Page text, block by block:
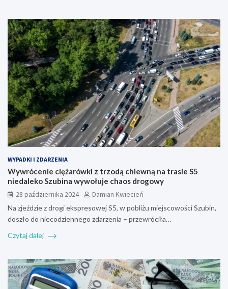
WYPADKI I ZDARZENIA
Wywrócenie ciężarówki z trzodą chlewną na trasie S5
niedaleko Szubina wywołuje chaos drogowy
28 października 2024
Damian Kwiecień
Na zjeździe z drogi ekspresowej S5, w pobliżu miejscowości Szubin,
doszło do niecodziennego zdarzenia – przewróciła…
Czytaj dalej